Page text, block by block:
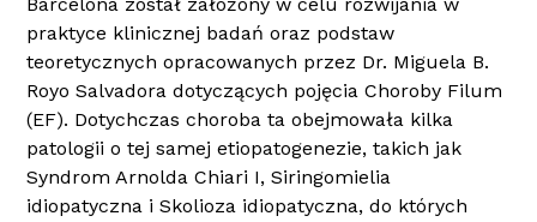
praktyce klinicznej badań oraz podstaw
teoretycznych opracowanych przez Dr. Miguela B.
Royo Salvadora dotyczących pojęcia Choroby Filum
(EF). Dotychczas choroba ta obejmowała kilka
patologii o tej samej etiopatogenezie, takich jak
Syndrom Arnolda Chiari I, Siringomielia
idiopatyczna i Skolioza idiopatyczna, do których